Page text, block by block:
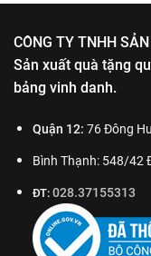
CÔNG TY TNHH
Sản xuất quà tặng
bảng vinh danh.
Quận 12: 76 Đông
Bình Thạnh: 548/42
ĐT: 028.37155313